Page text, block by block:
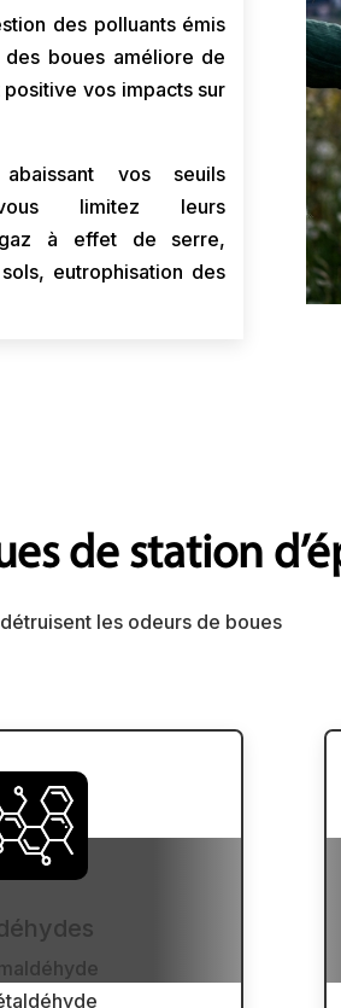
des polluants émis
boues améliore de
vos impacts sur
vos seuils
vous limitez leurs
à effet de serre,
eutrophisation des
de station
les odeurs de boues